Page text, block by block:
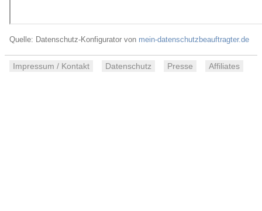
Quelle: Datenschutz-Konfigurator von mein-datenschutzbeauftragter.de
Impressum / Kontakt Datenschutz Presse Affiliates